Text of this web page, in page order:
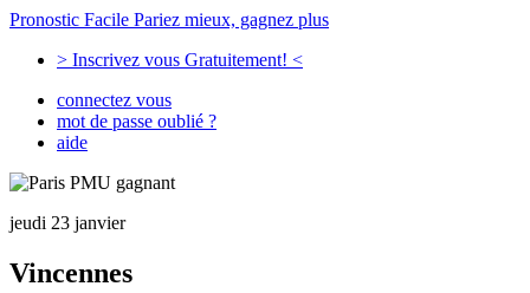
Pronostic Facile Pariez mieux, gagnez plus
> Inscrivez vous Gratuitement! <
connectez vous
mot de passe oublié ?
aide
jeudi 23 janvier
Vincennes